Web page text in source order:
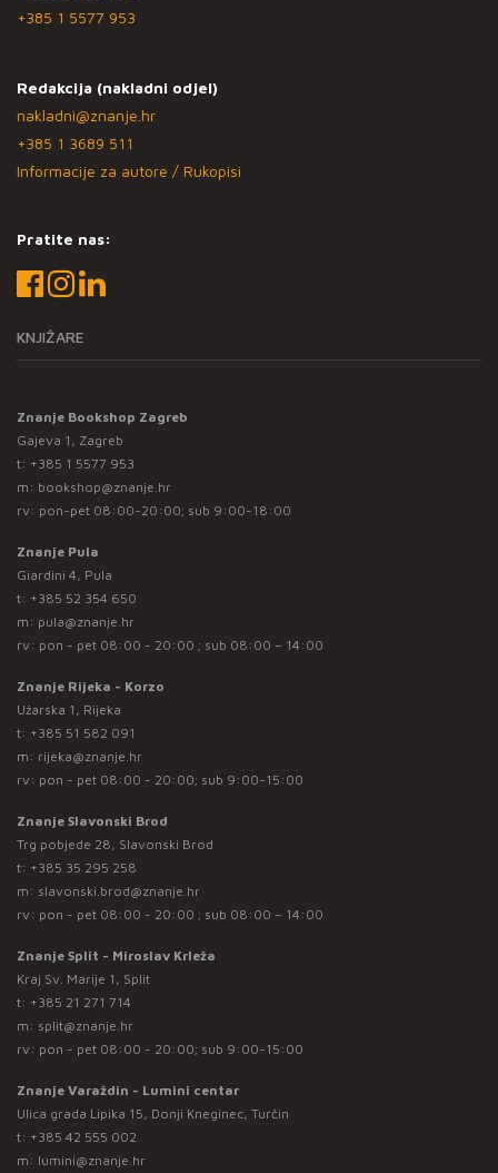
+385 1 5577 953
Redakcija (nakladni odjel)
nakladni@znanje.hr
+385 1 3689 511
Informacije za autore / Rukopisi
Pratite nas:
KNJIŽARE
Znanje Bookshop Zagreb
Gajeva 1, Zagreb
t: +385 1 5577 953
m: bookshop@znanje.hr
rv: pon-pet 08:00-20:00; sub 9:00-18:00
Znanje Pula
Giardini 4, Pula
t: +385 52 354 650
m: pula@znanje.hr
rv: pon - pet 08:00 - 20:00 ; sub 08:00 – 14:00
Znanje Rijeka - Korzo
Užarska 1, Rijeka
t: +385 51 582 091
m: rijeka@znanje.hr
rv: pon - pet 08:00 - 20:00; sub 9:00-15:00
Znanje Slavonski Brod
Trg pobjede 28, Slavonski Brod
t: +385 35 295 258
m: slavonski.brod@znanje.hr
rv: pon - pet 08:00 - 20:00 ; sub 08:00 – 14:00
Znanje Split - Miroslav Krleža
Kraj Sv. Marije 1, Split
t: +385 21 271 714
m: split@znanje.hr
rv: pon - pet 08:00 - 20:00; sub 9:00-15:00
Znanje Varaždin - Lumini centar
Ulica grada Lipika 15, Donji Kneginec, Turčin
t: +385 42 555 002
m: lumini@znanje.hr